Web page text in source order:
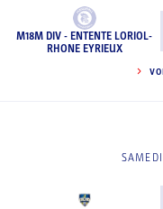
M18M DIV - ENTENTE LORIOL-
RHONE EYRIEUX